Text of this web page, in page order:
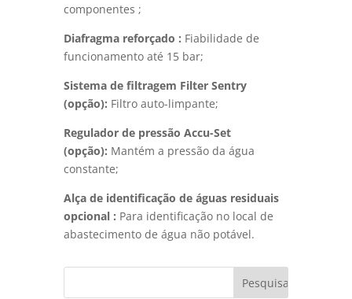
componentes ;
Diafragma reforçado : Fiabilidade de
funcionamento até 15 bar;
Sistema de filtragem Filter Sentry
(opção): Filtro auto-limpante;
Regulador de pressão Accu-Set
(opção): Mantém a pressão da água
constante;
Alça de identificação de águas residuais
opcional : Para identificação no local de
abastecimento de água não potável.